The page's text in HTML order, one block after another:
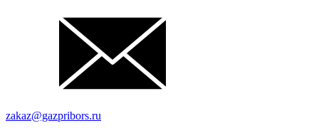
zakaz@gazpribors.ru